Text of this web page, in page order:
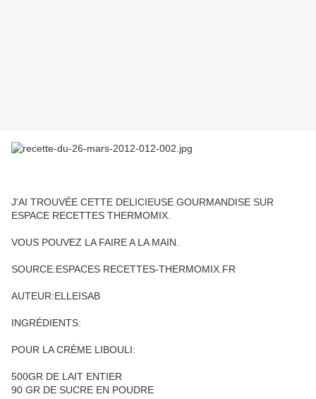
J'AI TROUVÉE CETTE DELICIEUSE GOURMANDISE SUR
ESPACE RECETTES THERMOMIX.
VOUS POUVEZ LA FAIRE A LA MAIN.
SOURCE:ESPACES RECETTES-THERMOMIX.FR
AUTEUR:ELLEISAB
INGRÉDIENTS:
POUR LA CRÈME LIBOULI:
500GR DE LAIT ENTIER
90 GR DE SUCRE EN POUDRE